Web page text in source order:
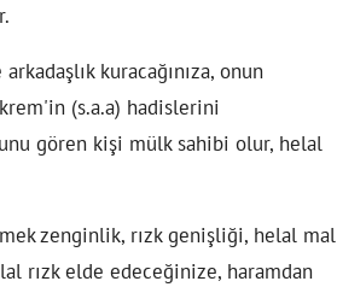
kuracağınıza, onun
(s.a.a) hadislerini
gören kişi mülk sahibi olur, helal
zenginlik, rızk genişliği, helal mal
rızk elde edeceğinize, haramdan